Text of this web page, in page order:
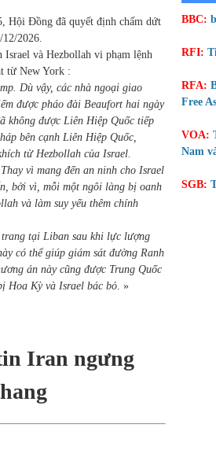
Hội Đồng đã quyết định chấm dứt
2026.
và Hezbollah vi phạm lệnh
từ New York :
Dù vậy, các nhà ngoại giao
được pháo đài Beaufort hai ngày
không được Liên Hiệp Quốc tiếp
bên cạnh Liên Hiệp Quốc,
từ Hezbollah của Israel.
vì mang đến an ninh cho Israel
bởi vì, mỗi một ngôi làng bị oanh
và làm suy yếu thêm chính
tại Liban sau khi lực lượng
có thể giúp giám sát đường Ranh
án này cũng được Trung Quốc
Hoa Kỳ và Israel bác bỏ. »
Iran ngưng
BBC:
RFI:
RFA:
Free
VOA:
Nam
SGB: